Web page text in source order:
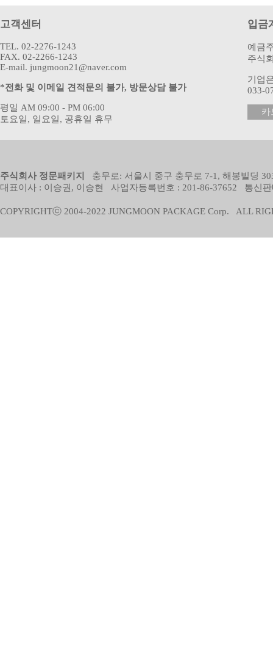
고객센터
TEL. 02-2276-1243
FAX. 02-2266-1243
E-mail. jungmoon21@naver.com
*전화 및 이메일 견적문의 불가, 방문상담 불가
평일 AM 09:00 - PM 06:00
토요일, 일요일, 공휴일 휴무
입금
예금
주식
기업
033-
카
주식회사 정문패키지
충무로: 서울시 중구 충무로 7-1, 해봉빌딩
대표이사 : 이승권, 이승현 사업자등록번호 : 201-86-37652 통신
COPYRIGHTⓒ 2004-2022 JUNGMOON PACKAGE Corp. ALL